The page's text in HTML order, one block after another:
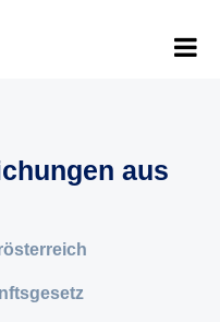
aus